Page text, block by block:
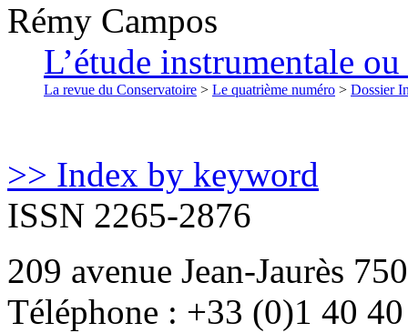
Rémy Campos
L’étude instrumentale
La revue du Conservatoire > Le quatrième numéro > Dossier
>> Index by keyword
ISSN 2265-2876
209 avenue Jean-Jaurès
Téléphone : +33 (0)1 40